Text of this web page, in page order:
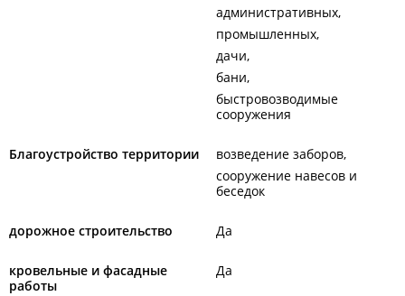
административных
промышленных
дачи
бани
быстровозводимые
сооружения
Благоустройство территории
возведение заборов
сооружение навесов и
беседок
дорожное строительство Да
кровельные и фасадные
работы
Да